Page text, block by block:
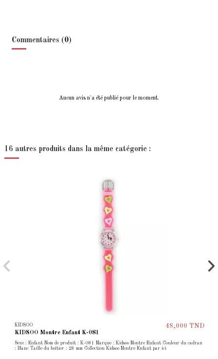
Commentaires (0)
Aucun avis n'a été publié pour le moment.
16 autres produits dans la même catégorie :
KIDSOO
KIDSOO Montre Enfant K-081
48,000 TND
Sexe : Enfant Nom de produit : K-081 Marque : Kidsoo Montre Enfant Couleur du cadran
: Blanc Taille du boîtier : 28 mm Collection Kidsoo Montre Enfant par ici